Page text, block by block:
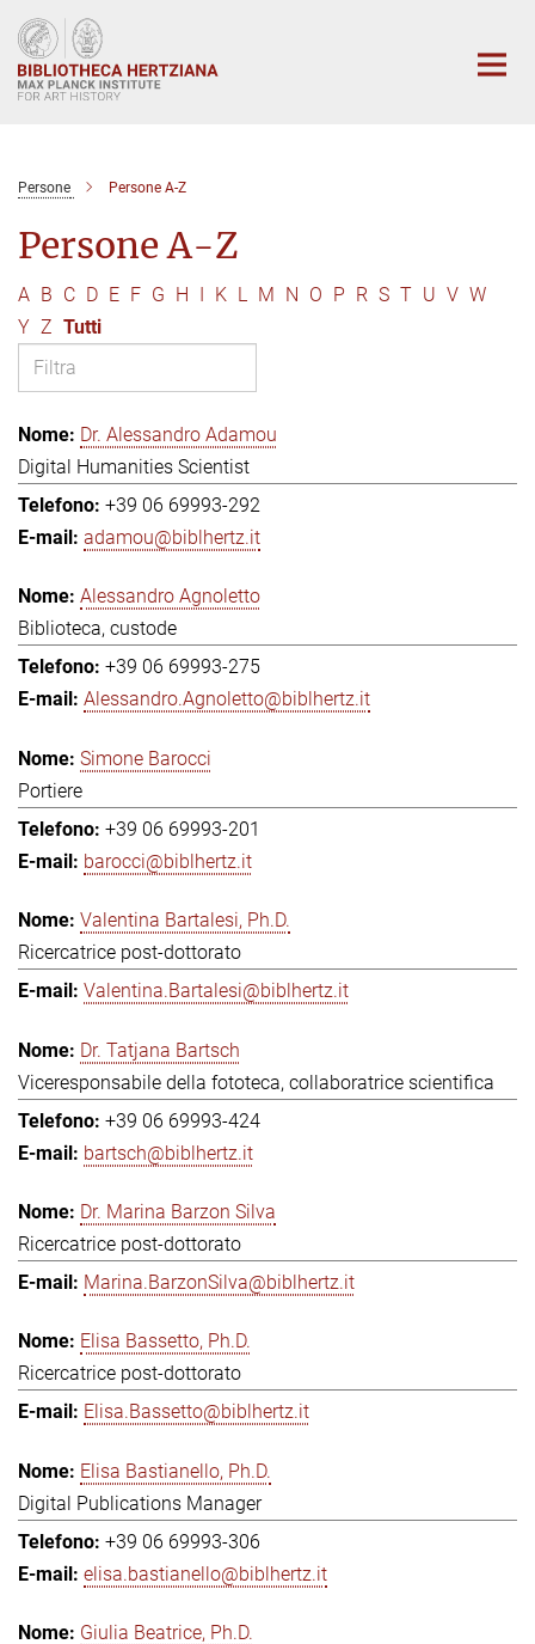
Main-
Content
Persone Persone A-Z
Persone A-Z
A B C D E F G H I K L M N O P R S T U V W
Y Z Tutti
Dr. Alessandro Adamou
Digital Humanities Scientist
+39 06 69993-292
adamou@biblhertz.it
Alessandro Agnoletto
Biblioteca, custode
+39 06 69993-275
Alessandro.Agnoletto@biblhertz.it
Simone Barocci
Portiere
+39 06 69993-201
barocci@biblhertz.it
Valentina Bartalesi, Ph.D.
Ricercatrice post-dottorato
Valentina.Bartalesi@biblhertz.it
Dr. Tatjana Bartsch
Viceresponsabile della fototeca, collaboratrice scientifica
+39 06 69993-424
bartsch@biblhertz.it
Dr. Marina Barzon Silva
Ricercatrice post-dottorato
Marina.BarzonSilva@biblhertz.it
Elisa Bassetto, Ph.D.
Ricercatrice post-dottorato
Elisa.Bassetto@biblhertz.it
Elisa Bastianello, Ph.D.
Digital Publications Manager
+39 06 69993-306
elisa.bastianello@biblhertz.it
Giulia Beatrice, Ph.D.